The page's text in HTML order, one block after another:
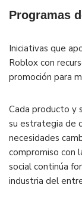
Programas
Iniciativas que
Roblox con
promoción para
Cada producto y
su estrategia de
necesidades
compromiso con
social continúa
industria del